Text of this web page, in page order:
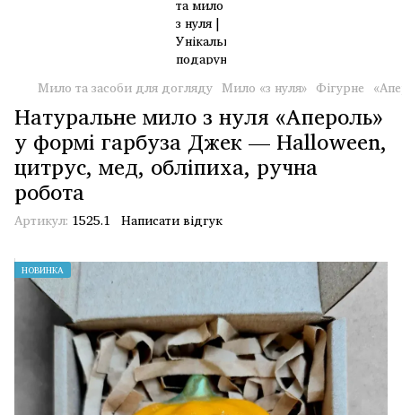
Мило та засоби для догляду Мило «з нуля» Фігурне
Натуральне мило з нуля «Апероль»
у формі гарбуза Джек — Halloween,
цитрус, мед, обліпиха, ручна
робота
Артикул: 1525.1 Написати відгук
НОВИНКА